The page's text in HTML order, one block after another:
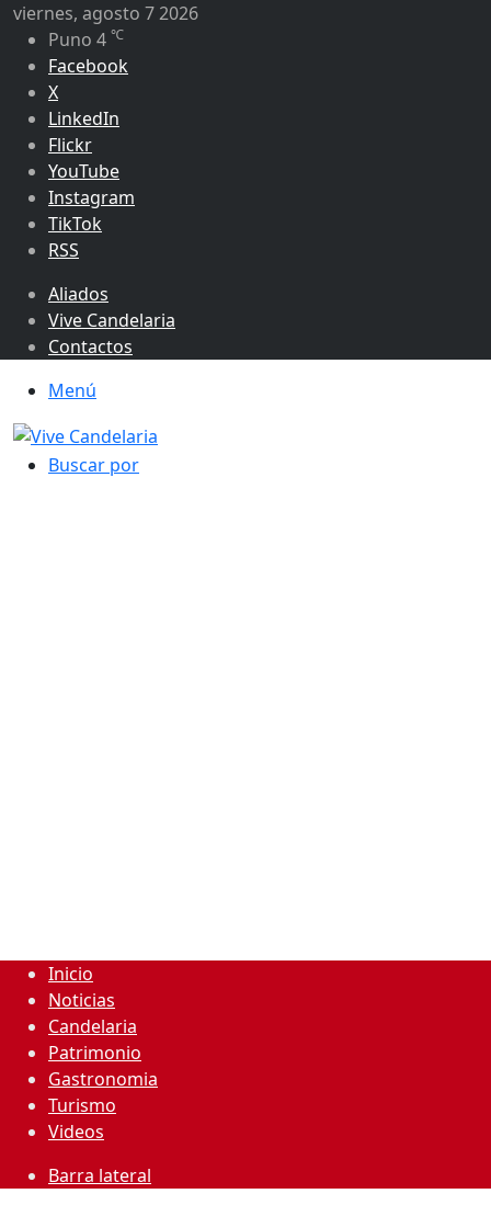
viernes, agosto 7 2026
Puno 4 ℃
Facebook
X
LinkedIn
Flickr
YouTube
Instagram
TikTok
RSS
Aliados
Vive Candelaria
Contactos
Menú
Buscar por
Inicio
Noticias
Candelaria
Patrimonio
Gastronomia
Turismo
Videos
Barra lateral